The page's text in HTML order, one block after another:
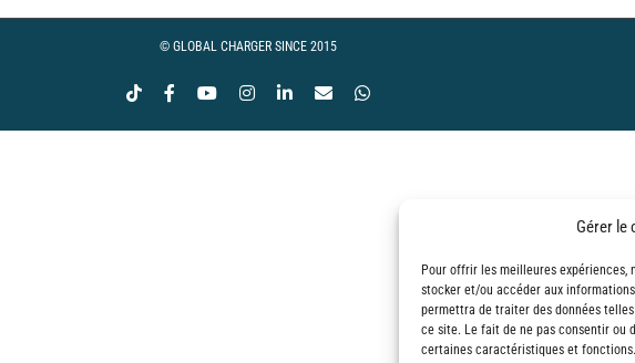
Gérer le
Pour offrir les meilleures expériences,
stocker et/ou accéder aux
permettra de traiter des données
ce site. Le fait de ne pas consentir ou
certaines caractéristiques et fonctions.
:
© GLOBAL CHARGER SINCE 2015
Tiktok FacebookYouTubeInstagramLinkedIn
EmailWhatsApp